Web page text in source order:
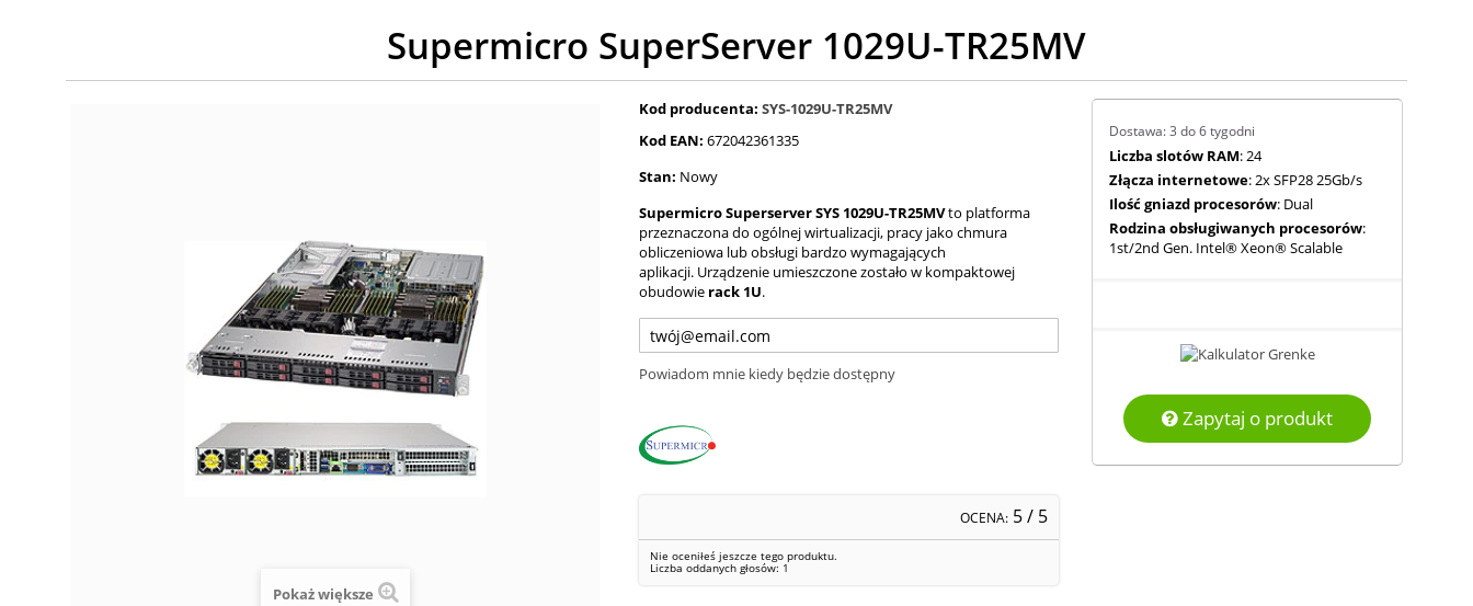
Supermicro SuperServer 1029U-TR25MV
Pokaż większe
Kod producenta: SYS-1029U-TR25MV
Kod EAN: 672042361335
Stan: Nowy
Supermicro Superserver SYS 1029U-TR25MVto platforma
przeznaczona do ogólnej wirtualizacji, pracy jako chmura
obliczeniowa lub obsługi bardzo wymagających
aplikacji. Urządzenie umieszczone zostało w kompaktowej
obudowie rack 1U.
Powiadom mnie kiedy będzie dostępny
OCENA: 5/ 5
Nie oceniłeś jeszcze tego produktu.
Liczba oddanych głosów: 1
Dostawa: 3 do 6 tygodni
Liczba slotów RAM: 24
Złącza internetowe: 2x SFP28 25Gb/s
Ilość gniazd procesorów: Dual
Rodzina obsługiwanych procesorów:
1st/2nd Gen. Intel® Xeon® Scalable
Zapytaj o produkt